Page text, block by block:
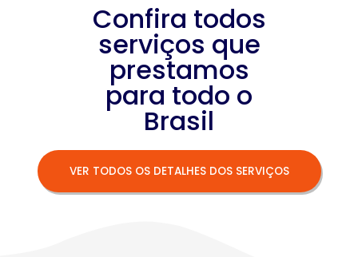
Confira todos
serviços que
prestamos
para todo o
Brasil
VER TODOS OS DETALHES DOS SERVIÇOS